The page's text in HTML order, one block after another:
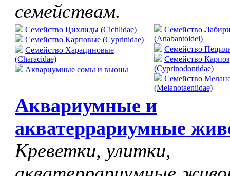
семействам.
Семейство Цихлиды (Cichlidae)
Семейство Карповые (Cyprinidae)
Семейство Харациновые
(Characidae)
Аквариумные сомы и вьюны
Семейство
(Anabantoidei)
Cемейство
Семейство
(Cyprinodontidae)
Семейство
(Melanotaeniidae)
Аквариумные и
акватеррариумные
Креветки, улитки,